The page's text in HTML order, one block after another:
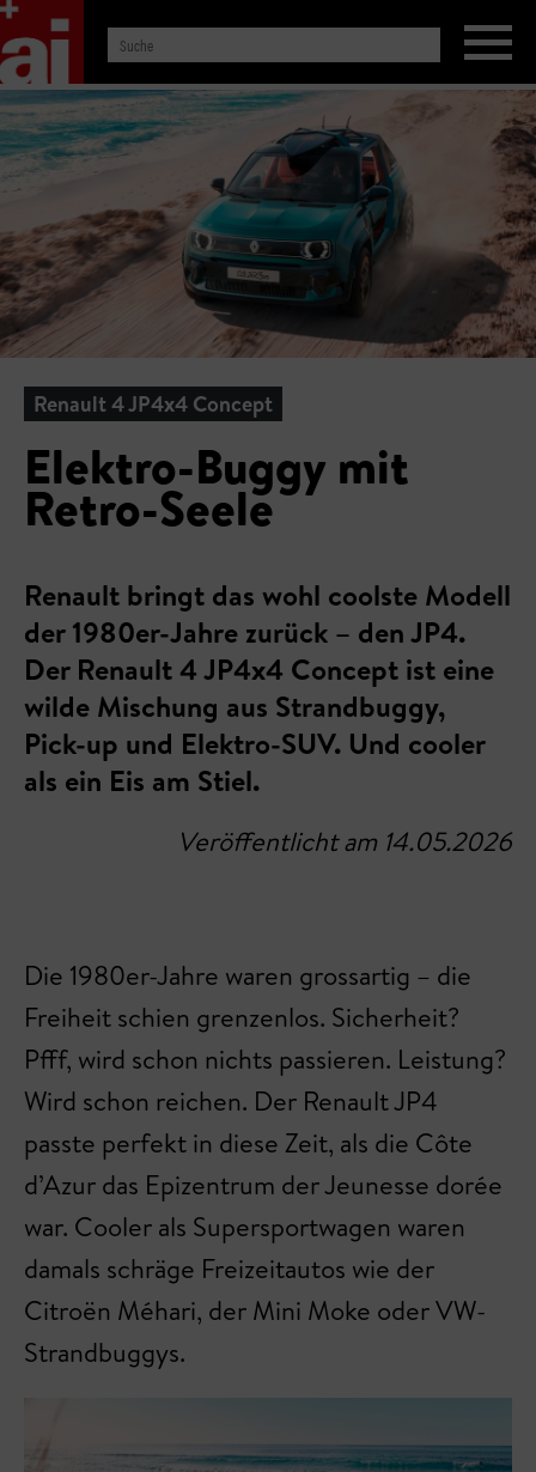
Renault 4 JP4x4 Concept
Elektro-Buggy mit
Retro-Seele
Renault bringt das wohl coolste Modell
der 1980er-Jahre zurück – den JP4.
Der Renault 4 JP4x4 Concept ist eine
wilde Mischung aus Strandbuggy,
Pick-up und Elektro-SUV. Und cooler
als ein Eis am Stiel.
Veröffentlicht am 14.05.2026
Die 1980er-Jahre waren grossartig – die
Freiheit schien grenzenlos. Sicherheit?
Pfff, wird schon nichts passieren. Leistung?
Wird schon reichen. Der Renault JP4
passte perfekt in diese Zeit, als die Côte
d’Azur das Epizentrum der Jeunesse dorée
war. Cooler als Supersportwagen waren
damals schräge Freizeitautos wie der
Citroën Méhari, der Mini Moke oder VW-
Strandbuggys.